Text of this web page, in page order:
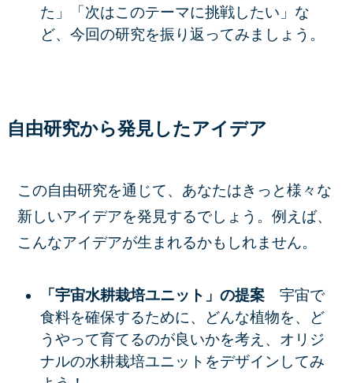
た」「次はこのテーマに挑戦したい」な
ど、今回の研究を振り返ってみましょう。
自由研究から発見したアイデア
この自由研究を通じて、あなたはきっと様々な
新しいアイデアを発見するでしょう。例えば、
こんなアイデアが生まれるかもしれません。
「宇宙水耕栽培ユニット」の提案 宇宙で
食料を確保するために、どんな植物を、ど
うやって育てるのが良いかを考え、オリジ
ナルの水耕栽培ユニットをデザインしてみ